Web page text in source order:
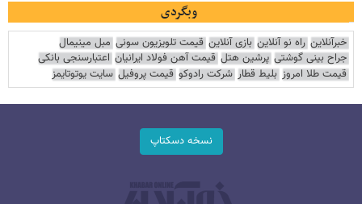
وبگردی
خبرآنلاین راه نو آنلاین بازی آنلاین قیمت تلویزیون سونی مبل مینیمال
جراح بینی گوشتی پرشین هتل قیمت آهن فولاد ایرانیان اعتبارسنجی بانکی
قیمت طلا امروز بلیط قطار شرکت رادوکو قیمت پروفیل سایت یوتوتایمز
نسخه دسکتاپ